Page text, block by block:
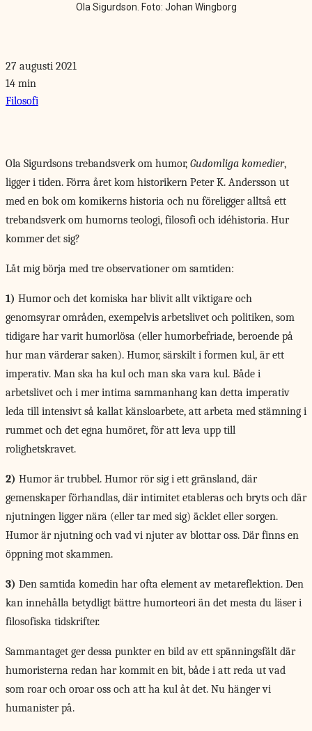
Ola Sigurdson. Foto: Johan Wingborg
27 augusti 2021
14 min
Filosofi
Ola Sigurdsons trebandsverkom humor, Gudomliga komedier,
ligger i tiden. Förra året kom historikern Peter K. Andersson ut
med en bok om komikerns historia och nu föreligger alltså ett
trebandsverk om humorns teologi, filosofi och idéhistoria. Hur
kommer det sig?
Låt mig börja med tre observationer om samtiden:
1) Humor och det komiska har blivit allt viktigare och
genomsyrar områden, exempelvis arbetslivet och politiken, som
tidigare har varit humorlösa (eller humorbefriade, beroende på
hur man värderar saken). Humor, särskilt i formen kul, är ett
imperativ. Man ska ha kul och man ska vara kul. Både i
arbetslivet och i mer intima sammanhang kan detta imperativ
leda till intensivt så kallat känsloarbete, att arbeta med stämning i
rummet och det egna humöret, för att leva upp till
rolighetskravet.
2) Humor är trubbel. Humor rör sig i ett gränsland, där
gemenskaper förhandlas, där intimitet etableras och bryts och där
njutningen ligger nära (eller tar med sig) äcklet eller sorgen.
Humor är njutning och vad vi njuter av blottar oss. Där finns en
öppning mot skammen.
3) Den samtida komedin har ofta element av metareflektion. Den
kan innehålla betydligt bättre humorteori än det mesta du läser i
filosofiska tidskrifter.
Sammantaget ger dessa punkter en bild av ett spänningsfält där
humoristerna redan har kommit en bit, både i att reda ut vad
som roar och oroar oss och att ha kul åt det. Nu hänger vi
humanister på.